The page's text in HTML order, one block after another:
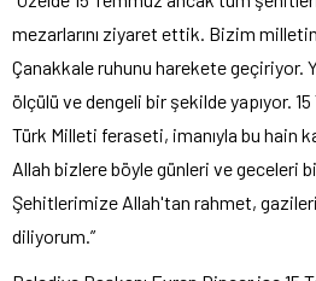
mezarlarını ziyaret ettik. Bizim
Çanakkale ruhunu harekete geçiriyor.
ölçülü ve dengeli bir şekilde yapıyor.
Türk Milleti feraseti, imanıyla bu hain
Allah bizlere böyle günleri ve geceleri
Şehitlerimize Allah'tan rahmet,
diliyorum.”